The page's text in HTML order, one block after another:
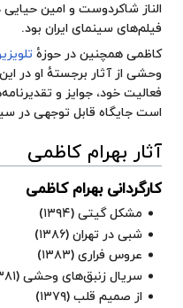
الناز شاکردوست و امین
فیلم‌های سینمای ایران بود.
کاظمی همچنین در حوزهٔ
وحشی از آثار برجستهٔ او در
فعالیت خود، جوایز و
است جایگاه قابل توجهی در
آثار بهرام کاظمی
کارگردانی بهرام کاظمی
مشکل گیتی (۱۳۹۴)
شبی در تهران (۱۳۸۶)
عروس فراری (۱۳۸۳)
سریالزنبق‌های وحشی (۱۳۸۱)
از صمیم قلب (۱۳۷۹)